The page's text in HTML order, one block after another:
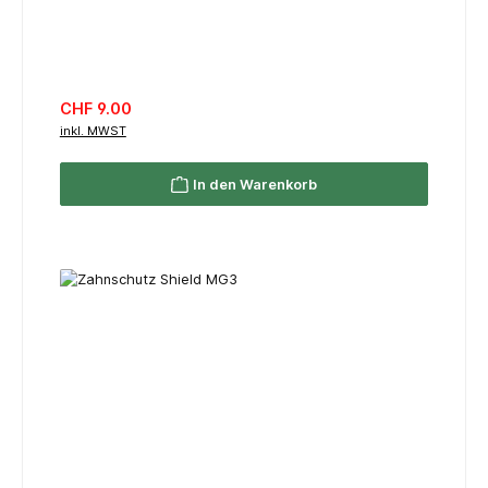
Regulärer Preis:
CHF 9.00
inkl. MWST
In den Warenkorb